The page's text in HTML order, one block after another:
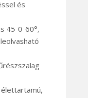
és
45-0-60°,